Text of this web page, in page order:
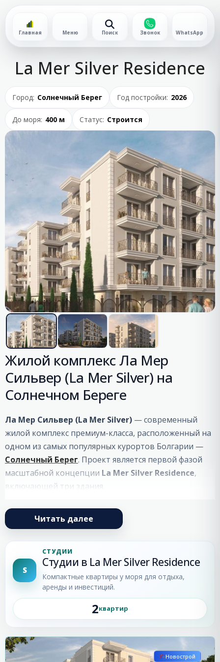
Главная Меню Поиск Звонок WhatsApp
La Mer Silver Residence
Город: Солнечный Берег Год постройки: 2026
До моря: 400 м Статус: Строится
Жилой комплекс Ла Мер
Сильвер (La Mer Silver) на
Солнечном Береге
Ла Мер Сильвер (La Mer Silver) — современный
жилой комплекс премиум-класса, расположенный на
одном из самых популярных курортов Болгарии —
Солнечный Берег. Проект является первой фазой
масштабной концепции La Mer Silver Residence,
включающей три здания.
Локация и инфраструктура
отличаясь удобным расположением и развитой
инфраструктурой. В непосредственной близости
расположены:
остановки общественного транспорта;
медицинские центры;
аквапарк;
рестораны, кафе и бары;
Читать далее
S
СТУДИИ
Студии в La Mer Silver Residence
Компактные квартиры у моря для отдыха,
аренды и инвестиций.
2квартир
Солнечный
Новострой